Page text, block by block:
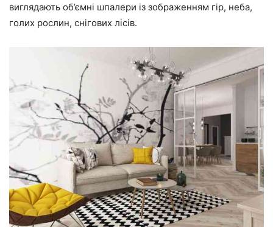
виглядають об’ємні шпалери із зображенням гір, неба,
голих рослин, снігових лісів.